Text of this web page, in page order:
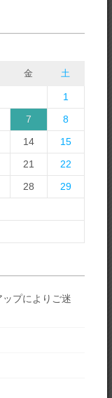
金 土
1
7
8
14
15
21
22
28
29
ップによりご迷